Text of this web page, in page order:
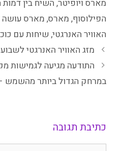
מארס ויופיטר,השיח בין
הפילוסוף,מארס,מארס עושה
האוויר האנרגטי,שיחות עם
מזג האוויר האנרגטי לשבוע
התודעה מגיעה לגמישות
במרחק הגדול ביותר מהשמש –
כתיבת תגובה